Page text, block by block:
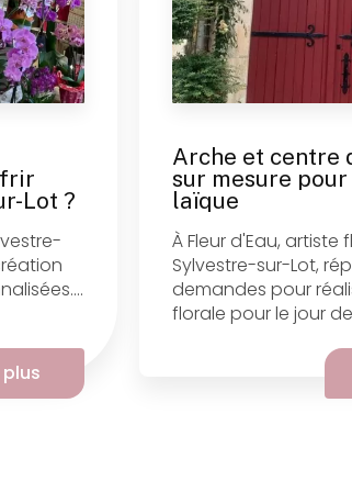
Lot ?
plus
Arche et centre
sur mesure
laïque
À Fleur d'Eau, artiste
Sylvestre-sur-Lot,
demandes pour
florale pour le jour